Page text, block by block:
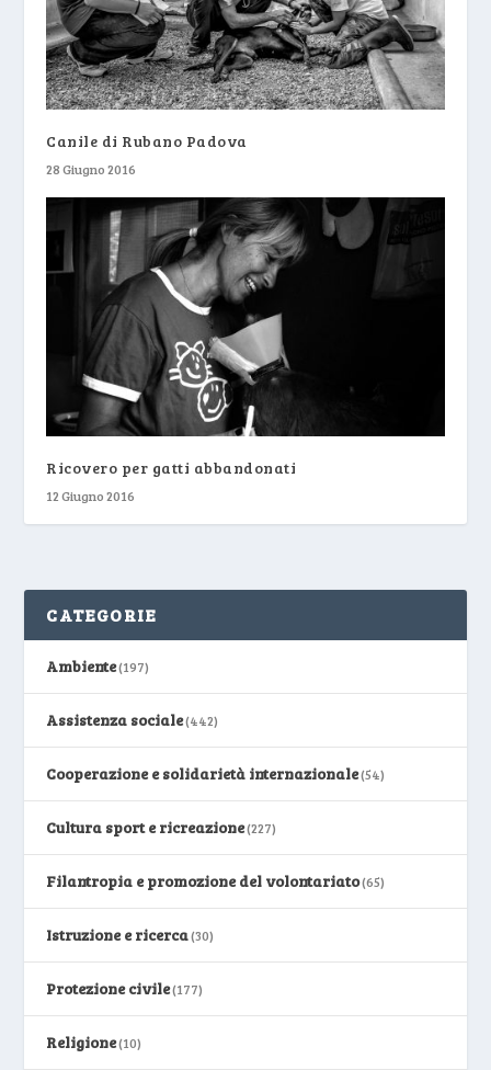
Canile di Rubano Padova
28 Giugno 2016
Ricovero per gatti abbandonati
12 Giugno 2016
CATEGORIE
Ambiente(197)
Assistenza sociale(442)
Cooperazione e solidarietà internazionale(54)
Cultura sport e ricreazione(227)
Filantropia e promozione del volontariato(65)
Istruzione e ricerca(30)
Protezione civile(177)
Religione(10)